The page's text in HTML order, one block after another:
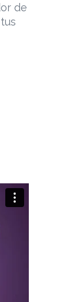
de